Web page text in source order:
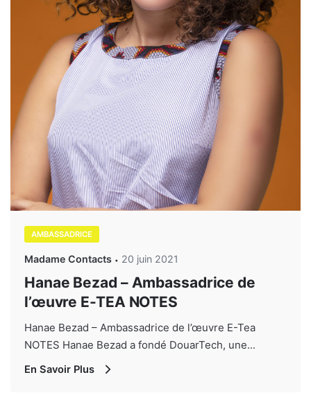
AMBASSADRICE
Madame Contacts 20 juin 2021
Hanae Bezad – Ambassadrice de
l’œuvre E-TEA NOTES
Hanae Bezad – Ambassadrice de l’œuvre E-Tea
NOTES Hanae Bezad a fondé DouarTech, une...
En Savoir Plus